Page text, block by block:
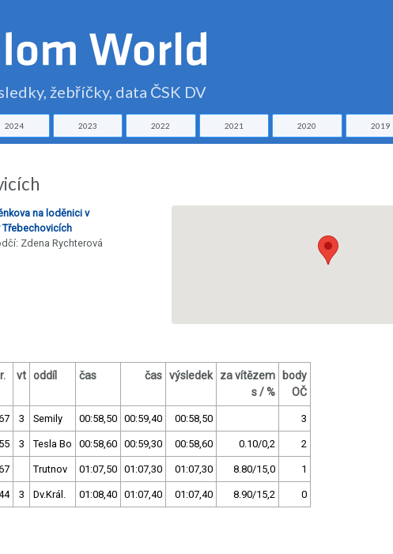
žebříčky, data ČSK DV
2024 2023 2022 2021 2020 2019
na loděnici v
Zdena Rychterová
vt oddíl čas čas výsledek
za vítězem
s / %
body
OČ
3 Semily 00:58,50 00:59,40 00:58,50 3
3 Tesla Bo 00:58,60 00:59,30 00:58,60 0.10/0,2 2
Trutnov 01:07,50 01:07,30 01:07,30 8.80/15,0 1
3 Dv.Král. 01:08,40 01:07,40 01:07,40 8.90/15,2 0